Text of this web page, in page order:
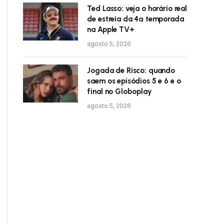
Ted Lasso: veja o horário real
de estreia da 4ª temporada
na Apple TV+
agosto 5, 2026
Jogada de Risco: quando
saem os episódios 5 e 6 e o
final no Globoplay
agosto 5, 2026